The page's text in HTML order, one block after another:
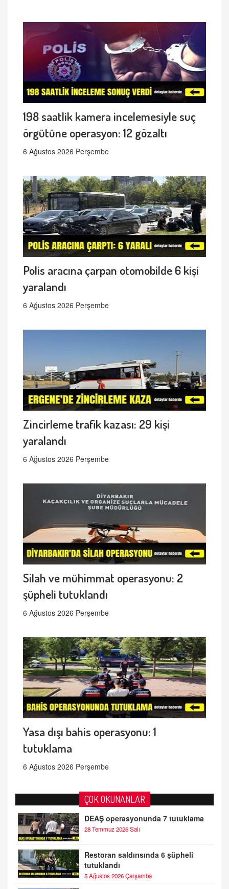
198 saatlik kamera incelemesiyle suç
örgütüne operasyon: 12 gözaltı
6 Ağustos 2026 Perşembe
Polis aracına çarpan otomobilde 6 kişi
yaralandı
6 Ağustos 2026 Perşembe
Zincirleme trafik kazası: 29 kişi
yaralandı
6 Ağustos 2026 Perşembe
Silah ve mühimmat operasyonu: 2
şüpheli tutuklandı
6 Ağustos 2026 Perşembe
Yasa dışı bahis operasyonu: 1
tutuklama
6 Ağustos 2026 Perşembe
ÇOK OKUNANLAR
DEAŞ operasyonunda 7 tutuklama
28 Temmuz 2026 Salı
Restoran saldırısında 6 şüpheli
tutuklandı
5 Ağustos 2026 Çarşamba